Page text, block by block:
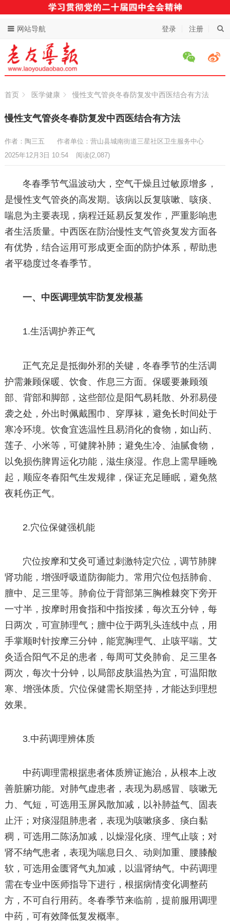
登录 注册
网站导航
首页 医学健康 慢性支气管炎冬春防复发中西医结合有方法
慢性支气管炎冬春防复发中西医结合有方法
作者：陶三五
作者单位：营山县城南街道三星社区卫生服务中心
2025年12月3日 10:54
阅读(2,087)
冬春季节气温波动大，空气干燥且过敏原增多，
是慢性支气管炎的高发期。该病以反复咳嗽、咳痰、
喘息为主要表现，病程迁延易反复发作，严重影响患
者生活质量。中西医在防治慢性支气管炎复发方面各
有优势，结合运用可形成更全面的防护体系，帮助患
者平稳度过冬春季节。
一、中医调理筑牢防复发根基
1.生活调护养正气
正气充足是抵御外邪的关键，冬春季节的生活调
护需兼顾保暖、饮食、作息三方面。保暖要兼顾颈
部、背部和脚部，这些部位是阳气易耗散、外邪易侵
袭之处，外出时佩戴围巾、穿厚袜，避免长时间处于
寒冷环境。饮食宜选温性且易消化的食物，如山药、
莲子、小米等，可健脾补肺；避免生冷、油腻食物，
以免损伤脾胃运化功能，滋生痰湿。作息上需早睡晚
起，顺应冬春阳气生发规律，保证充足睡眠，避免熬
夜耗伤正气。
2.穴位保健强机能
穴位按摩和艾灸可通过刺激特定穴位，调节肺脾
肾功能，增强呼吸道防御能力。常用穴位包括肺俞、
膻中、足三里等。肺俞位于背部第三胸椎棘突下旁开
一寸半，按摩时用食指和中指按揉，每次五分钟，每
日两次，可宣肺理气；膻中位于两乳头连线中点，用
手掌顺时针按摩三分钟，能宽胸理气、止咳平喘。艾
灸适合阳气不足的患者，每周可艾灸肺俞、足三里各
两次，每次十分钟，以局部皮肤温热为宜，可温阳散
寒、增强体质。穴位保健需长期坚持，才能达到理想
效果。
3.中药调理辨体质
中药调理需根据患者体质辨证施治，从根本上改
善脏腑功能。对肺气虚患者，表现为易感冒、咳嗽无
力、气短，可选用玉屏风散加减，以补肺益气、固表
止汗；对痰湿阻肺患者，表现为咳嗽痰多、痰白黏
稠，可选用二陈汤加减，以燥湿化痰、理气止咳；对
肾不纳气患者，表现为喘息日久、动则加重、腰膝酸
软，可选用金匮肾气丸加减，以温肾纳气。中药调理
需在专业中医师指导下进行，根据病情变化调整药
方，不可自行用药。冬春季节来临前，提前服用调理
中药，可有效降低复发概率。